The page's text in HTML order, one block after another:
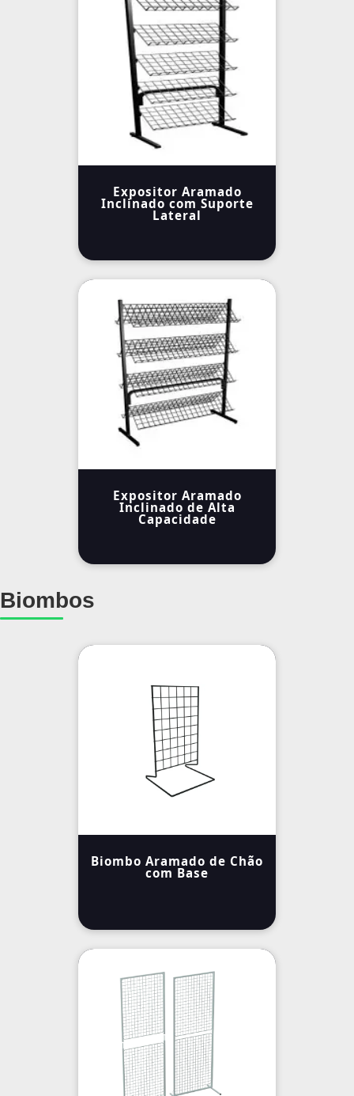
Expositor Aramado
Inclinado com Suporte
Lateral
Expositor Aramado
Inclinado de Alta
Capacidade
Biombos
Biombo Aramado de Chão
com Base